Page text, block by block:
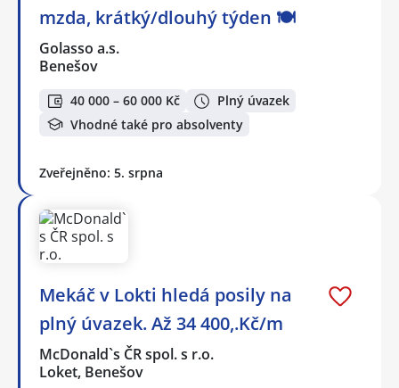
mzda, krátký/dlouhý týden 🍽
Golasso a.s.
Benešov
40 000 – 60 000 Kč
Plný úvazek
Vhodné také pro absolventy
Zveřejněno: 5. srpna
Mekáč v Lokti hledá posily na
plný úvazek. Až 34 400,.Kč/m
McDonald`s ČR spol. s r.o.
Loket, Benešov